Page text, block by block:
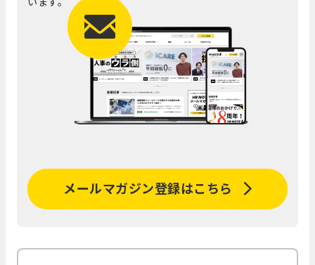
メールマガジン登録はこちら